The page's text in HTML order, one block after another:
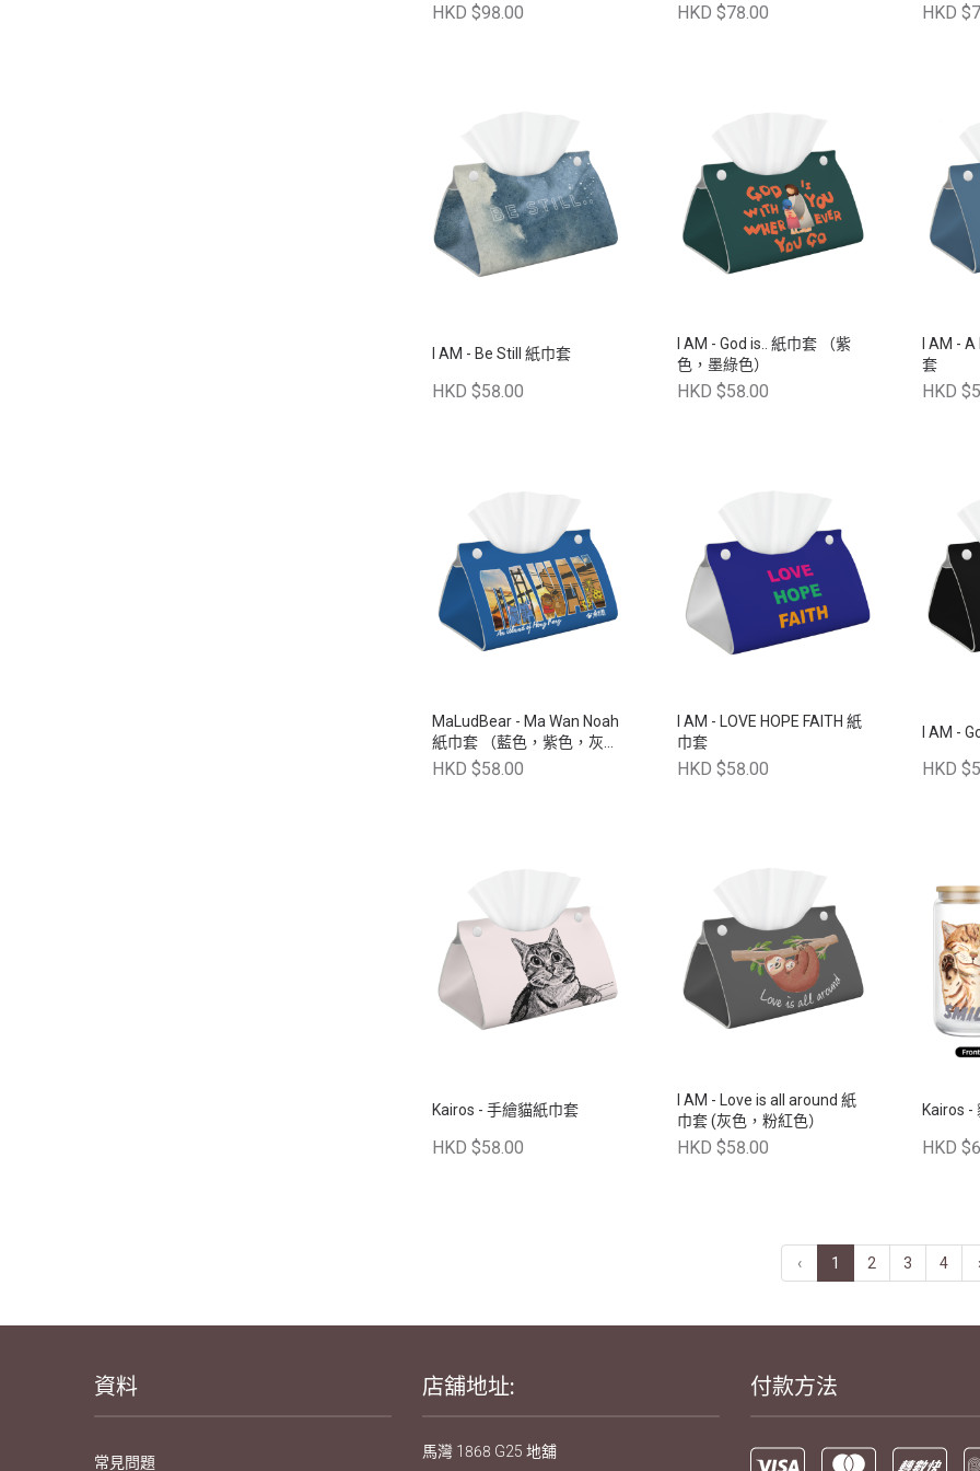
HKD $98.00 HKD $78.00 HKD
I AM - Be Still 紙巾套
HKD $58.00
I AM - God is.. 紙巾套 （紫
色，墨綠色）
HKD $58.00
I AM -
套
HKD
MaLudBear - Ma Wan Noah
紙巾套 （藍色，紫色，灰
色，綠色）
HKD $58.00
I AM - LOVE HOPE FAITH 紙
巾套
HKD $58.00
I
HKD
Kairos - 手繪貓紙巾套
HKD $58.00
I AM - Love is all around 紙
巾套 (灰色，粉紅色）
HKD $58.00
Kairos -
HKD
‹ 1 2 3 4
資料
常見問題
店舖地址:
馬灣 1868 G25 地舖
付款方法